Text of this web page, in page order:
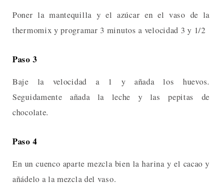
Poner la mantequilla y el azúcar en el vaso de la
thermomix y programar 3 minutos a velocidad 3 y 1/2
Paso 3
Baje la velocidad a 1 y añada los huevos.
Seguidamente añada la leche y las pepitas de
chocolate.
Paso 4
En un cuenco aparte mezcla bien la harina y el cacao y
añádelo a la mezcla del vaso.